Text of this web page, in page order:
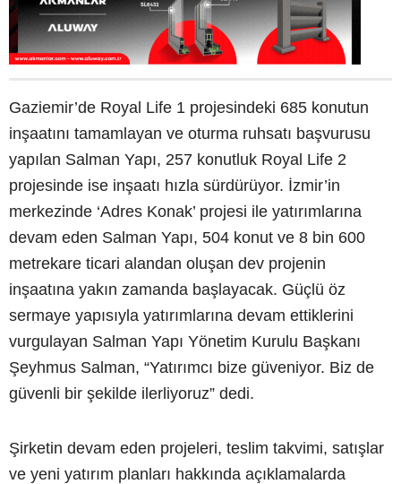
Gaziemir’de Royal Life 1 projesindeki 685 konutun
inşaatını tamamlayan ve oturma ruhsatı başvurusu
yapılan Salman Yapı, 257 konutluk Royal Life 2
projesinde ise inşaatı hızla sürdürüyor. İzmir’in
merkezinde ‘Adres Konak’ projesi ile yatırımlarına
devam eden Salman Yapı, 504 konut ve 8 bin 600
metrekare ticari alandan oluşan dev projenin
inşaatına yakın zamanda başlayacak. Güçlü öz
sermaye yapısıyla yatırımlarına devam ettiklerini
vurgulayan Salman Yapı Yönetim Kurulu Başkanı
Şeyhmus Salman, “Yatırımcı bize güveniyor. Biz de
güvenli bir şekilde ilerliyoruz” dedi.
Şirketin devam eden projeleri, teslim takvimi, satışlar
ve yeni yatırım planları hakkında açıklamalarda